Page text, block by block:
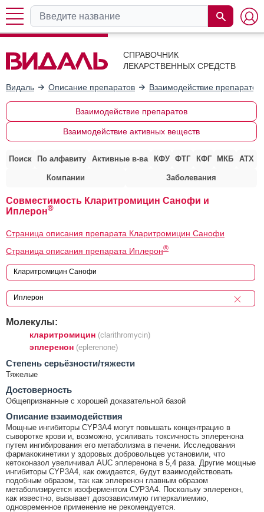
СПРАВОЧНИК
ЛЕКАРСТВЕННЫХ СРЕДСТВ
Видаль Описание препаратов Взаимодействие препаратов
Взаимодействие препаратов
Взаимодействие активных веществ
Поиск По алфавиту Активные в-ва КФУ ФТГ КФГ МКБ АТХ
Компании Заболевания
Совместимость Кларитромицин Санофи и
Иплерон®
Страница описания препарата Кларитромицин Санофи
Страница описания препарата Иплерон®
Молекулы:
кларитромицин (clarithromycin)
эплеренон (eplerenone)
Cтепень серьёзности/тяжести
Тяжелые
Достоверность
Общепризнанные с хорошей доказательной базой
Описание взаимодействия
Мощные ингибиторы CYP3A4 могут повышать концентрацию в
сыворотке крови и, возможно, усиливать токсичность эплеренона
путем ингибирования его метаболизма в печени. Исследования
фармакокинетики у здоровых добровольцев установили, что
кетоконазол увеличивал AUC эплеренона в 5,4 раза. Другие мощные
ингибиторы CYP3A4, как ожидается, будут взаимодействовать
подобным образом, так как эплеренон главным образом
метаболизируется изоферментом СУР3А4. Поскольку эплеренон,
как известно, вызывает дозозависимую гиперкалиемию,
одновременное применение не рекомендуется.